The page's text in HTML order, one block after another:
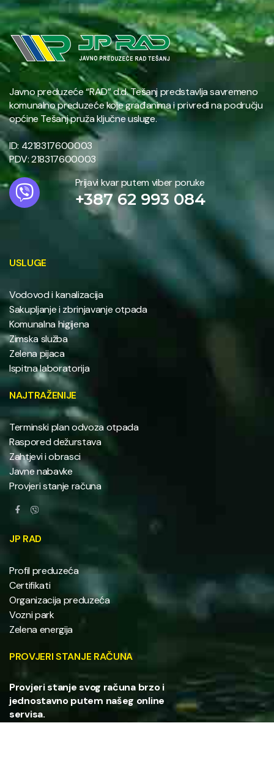
Javno preduzeće “RAD” d.d. Tešanj predstavlja savremeno
komunalno preduzeće koje građanima i privredi na području
općine Tešanj pruža ključne usluge.
ID: 4218317600003
PDV: 218317600003
Prijavi kvar putem viber poruke
+387 62 993 084
USLUGE
Vodovod i kanalizacija
Sakupljanje i zbrinjavanje otpada
Komunalna higijena
Zimska služba
Zelena pijaca
Ispitna laboratorija
NAJTRAŽENIJE
Terminski plan odvoza otpada
Raspored dežurstava
Zahtjevi i obrasci
Javne nabavke
Provjeri stanje računa
JP RAD
Profil preduzeća
Certifikati
Organizacija preduzeća
Vozni park
Zelena energija
PROVJERI STANJE RAČUNA
Provjeri stanje svog računa brzo i
jednostavno putem našeg online
servisa.